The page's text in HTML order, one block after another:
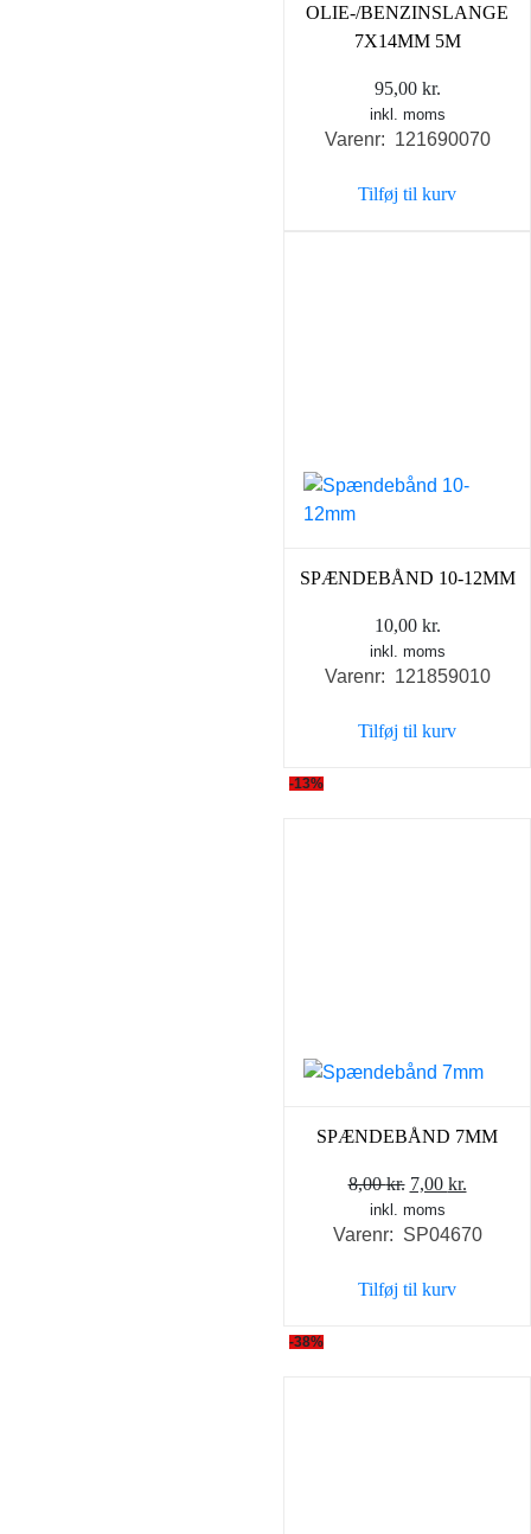
OLIE-/BENZINSLANGE
7X14MM 5M
95,00 kr.
inkl. moms
Varenr: 121690070
Tilføj til kurv
SPÆNDEBÅND 10-12MM
10,00 kr.
inkl. moms
Varenr: 121859010
Tilføj til kurv
-13%
SPÆNDEBÅND 7MM
8,00kr. Den
oprindelige
pris
8,00 kr..
7,00 kr.
pris
inkl. moms
Varenr: SP04670
Tilføj til kurv
-38%